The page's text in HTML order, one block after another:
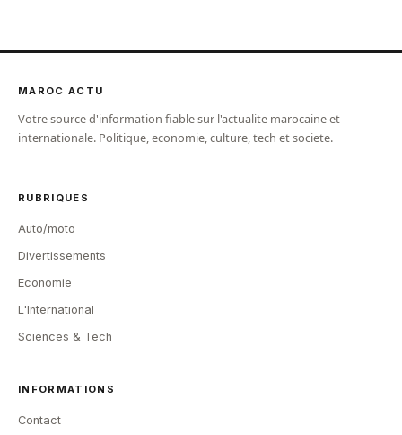
MAROC ACTU
Votre source d'information fiable sur l'actualite marocaine et
internationale. Politique, economie, culture, tech et societe.
RUBRIQUES
Auto/moto
Divertissements
Economie
L'International
Sciences & Tech
INFORMATIONS
Contact